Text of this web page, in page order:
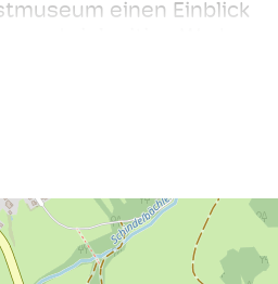
einen Einblick
des Hans-Thoma-
Präsentation der
Der Hans-Thoma-
für Bildende
wird alle zwei
den inzwischen über